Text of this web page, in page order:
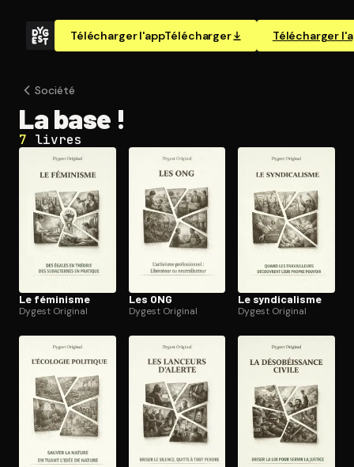
Télécharger l'appTélécharger Télécharger
Ouvre l'app Appareil photo, pointe sur le code. C'est gratuit à
Société
La base !
7 livres
Le féminisme
Dygest Original
Les ONG
Dygest Original
Le syn­di­ca­lisme
Dygest Original